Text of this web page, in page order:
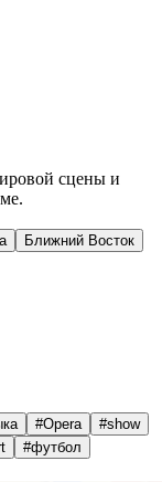
сцены и
Ближний Восток
#Opera #show
#футбол